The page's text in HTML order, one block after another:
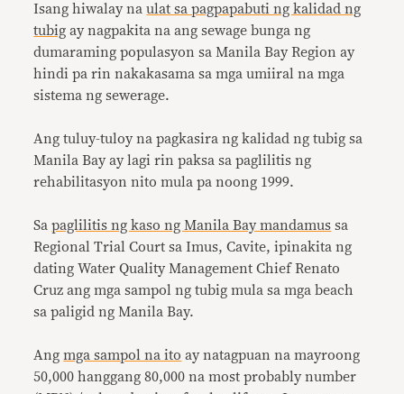
Isang hiwalay naulat sa pagpapabuti ng kalidad ng
tubig ay nagpakita na ang sewage bunga ng
dumaraming populasyon sa Manila Bay Region ay
hindi pa rin nakakasama sa mga umiiral na mga
sistema ng sewerage.
Ang tuluy-tuloy na pagkasira ng kalidad ng tubig sa
Manila Bay ay lagi rin paksa sa paglilitis ng
rehabilitasyon nito mula pa noong 1999.
Sapaglilitis ng kaso ng Manila Bay mandamus sa
Regional Trial Court sa Imus, Cavite, ipinakita ng
dating Water Quality Management Chief Renato
Cruz ang mga sampol ng tubig mula sa mga beach
sa paligid ng Manila Bay.
Angmga sampol na ito ay natagpuan na mayroong
50,000 hanggang 80,000 na most probably number